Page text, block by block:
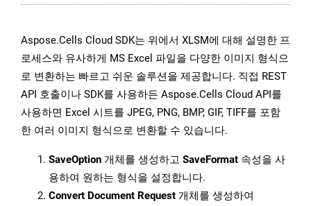
Aspose.Cells Cloud SDK는 위에서 XLSM에 대해 설명한 프
로세스와 유사하게 MS Excel 파일을 다양한 이미지 형식으
로 변환하는 빠르고 쉬운 솔루션을 제공합니다. 직접 REST
API 호출이나 SDK를 사용하든 Aspose.Cells Cloud API를
사용하면 Excel 시트를 JPEG, PNG, BMP, GIF, TIFF를 포함
한 여러 이미지 형식으로 변환할 수 있습니다.
SaveOption 개체를 생성하고 SaveFormat 속성을 사
용하여 원하는 형식을 설정합니다.
Convert Document Request 개체를 생성하여